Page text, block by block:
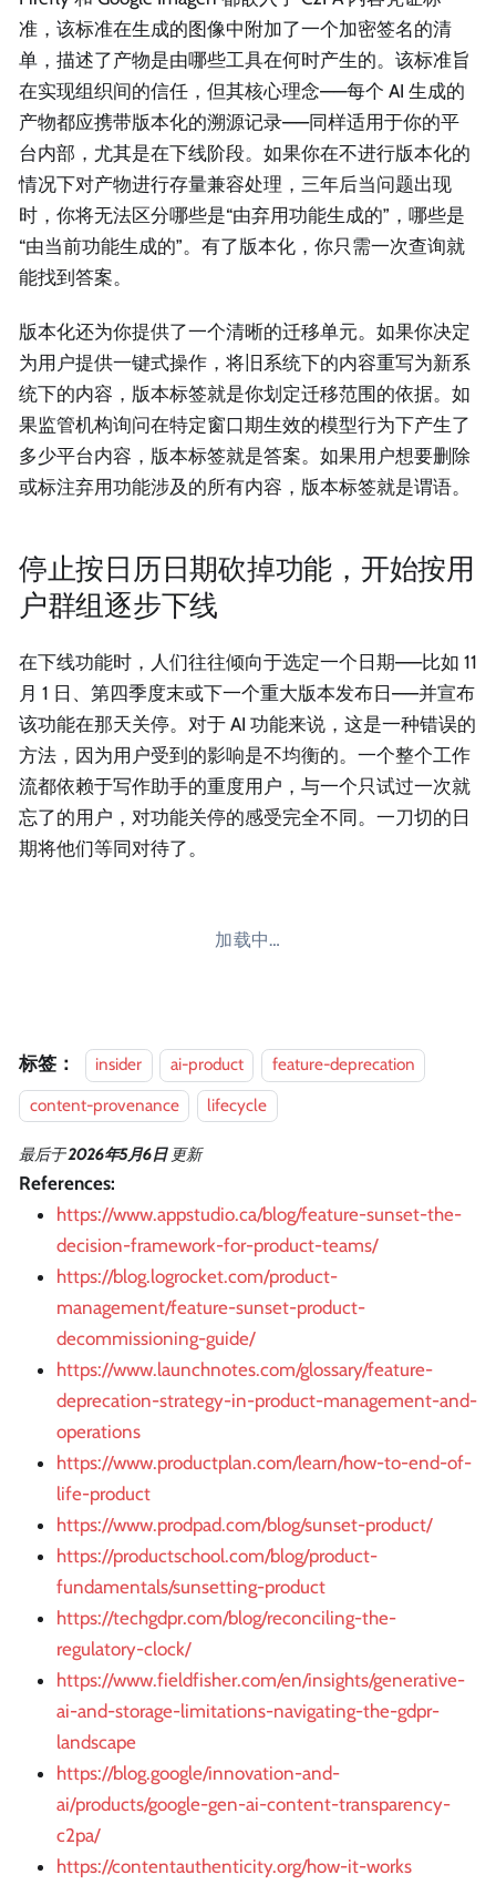
准，该标准在生成的图像中附加了一个加密签名的清
单，描述了产物是由哪些工具在何时产生的。该标准旨
在实现组织间的信任，但其核心理念——每个 AI 生成的
产物都应携带版本化的溯源记录——同样适用于你的平
台内部，尤其是在下线阶段。如果你在不进行版本化的
情况下对产物进行存量兼容处理，三年后当问题出现
时，你将无法区分哪些是“由弃用功能生成的”，哪些是
“由当前功能生成的”。有了版本化，你只需一次查询就
能找到答案。
版本化还为你提供了一个清晰的迁移单元。如果你决定
为用户提供一键式操作，将旧系统下的内容重写为新系
统下的内容，版本标签就是你划定迁移范围的依据。如
果监管机构询问在特定窗口期生效的模型行为下产生了
多少平台内容，版本标签就是答案。如果用户想要删除
或标注弃用功能涉及的所有内容，版本标签就是谓语。
停止按日历日期砍掉功能，开始按用
户群组逐步下线
在下线功能时，人们往往倾向于选定一个日期——比如 11
月 1 日、第四季度末或下一个重大版本发布日——并宣布
该功能在那天关停。对于 AI 功能来说，这是一种错误的
方法，因为用户受到的影响是不均衡的。一个整个工作
流都依赖于写作助手的重度用户，与一个只试过一次就
忘了的用户，对功能关停的感受完全不同。一刀切的日
期将他们等同对待了。
加载中…
标签： insider ai-product
feature-deprecation
content-provenance
lifecycle
最后于2026年5月6日 更新
References:
https://www.appstudio.ca/blog/feature-sunset-the-
decision-framework-for-product-teams/
https://blog.logrocket.com/product-
management/feature-sunset-product-
decommissioning-guide/
https://www.launchnotes.com/glossary/feature-
deprecation-strategy-in-product-management-and-
operations
https://www.productplan.com/learn/how-to-end-of-
life-product
https://www.prodpad.com/blog/sunset-product/
https://productschool.com/blog/product-
fundamentals/sunsetting-product
https://techgdpr.com/blog/reconciling-the-
regulatory-clock/
https://www.fieldfisher.com/en/insights/generative-
ai-and-storage-limitations-navigating-the-gdpr-
landscape
https://blog.google/innovation-and-
ai/products/google-gen-ai-content-transparency-
c2pa/
https://contentauthenticity.org/how-it-works